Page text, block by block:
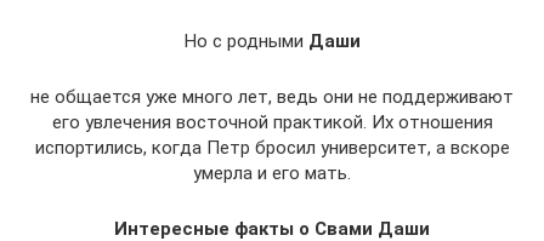
Но с родными Даши
не общается уже много лет, ведь они не поддерживают
его увлечения восточной практикой. Их отношения
испортились, когда Петр бросил университет, а вскоре
умерла и его мать.
Интересные факты о Свами Даши